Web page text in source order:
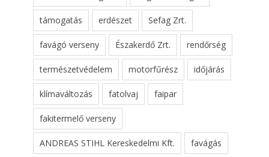
támogatás erdészet Sefag Zrt.
favágó verseny Északerdő Zrt. rendőrség
természetvédelem motorfűrész időjárás
klímaváltozás fatolvaj faipar
fakitermelő verseny
ANDREAS STIHL Kereskedelmi Kft. favágás